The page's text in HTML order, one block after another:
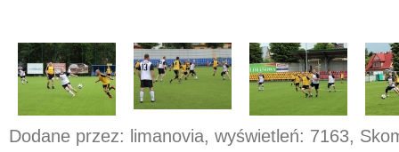
Dodane przez: limanovia, wyświetleń: 7163,